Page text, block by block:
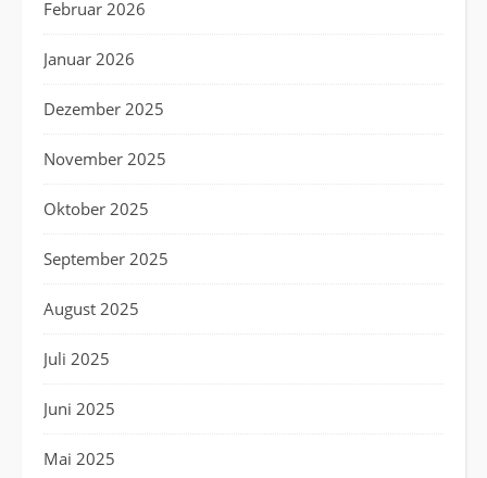
Februar 2026
Januar 2026
Dezember 2025
November 2025
Oktober 2025
September 2025
August 2025
Juli 2025
Juni 2025
Mai 2025